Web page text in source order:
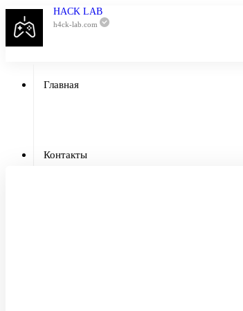
HACK LAB
h4ck-lab.com
Главная
Контакты